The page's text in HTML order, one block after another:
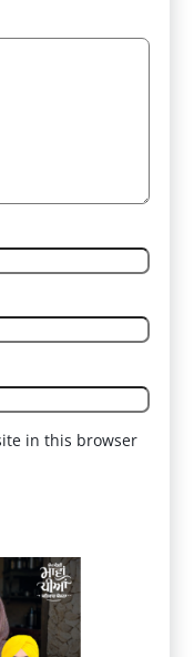
in this browser